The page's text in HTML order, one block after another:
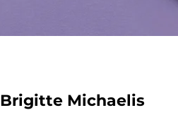
Brigitte Michaelis